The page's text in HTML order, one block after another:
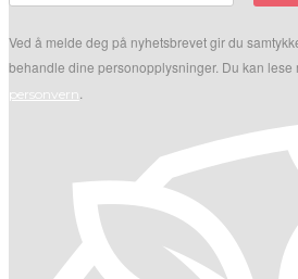
Ved å melde deg på nyhetsbrevet gir du
behandle dine personopplysninger. Du kan lese
personvern